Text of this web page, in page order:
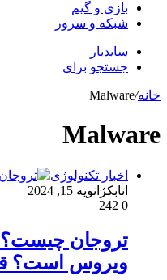
بازی و گیم
شبکه و سرور
سایدبار
جستجو برای
خانه/
Malware
Malware
اخبار تکنولوژی
اتابکژانویه 15, 2024
0
تروجان چیست؟
ویروس است؟